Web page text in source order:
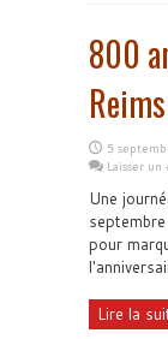
800
5
Laisser
Une
pour
Lire la